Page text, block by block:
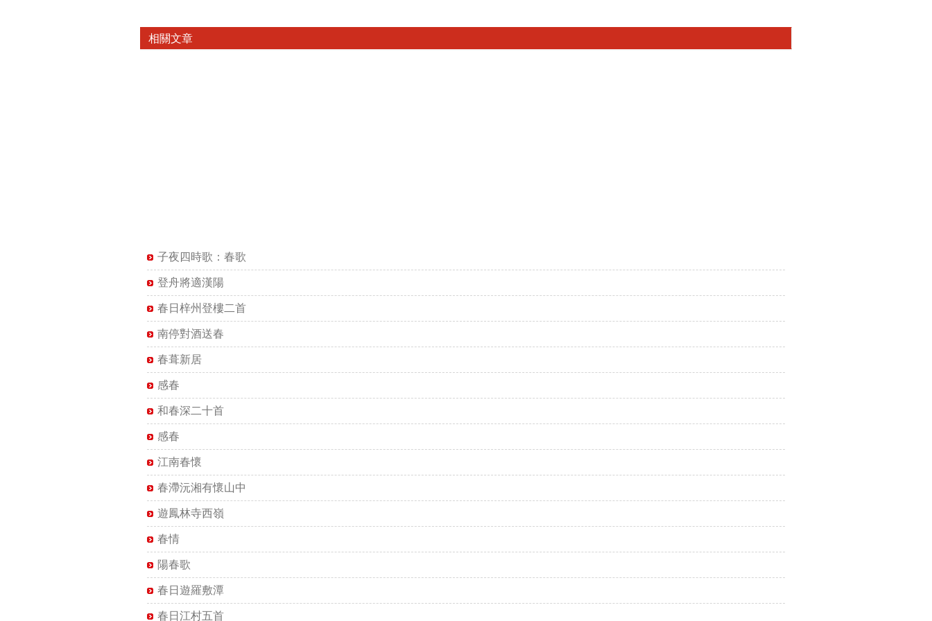
相關文章
子夜四時歌：春歌
登舟將適漢陽
春日梓州登樓二首
南停對酒送春
春葺新居
感春
和春深二十首
感春
江南春懷
春滯沅湘有懷山中
遊鳳林寺西嶺
春情
陽春歌
春日遊羅敷潭
春日江村五首